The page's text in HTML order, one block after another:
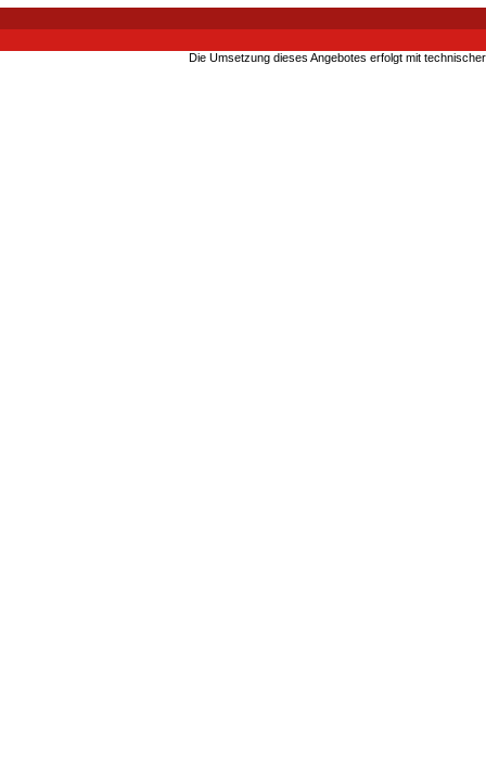
Die Umsetzung dieses Angebotes erfolgt mit